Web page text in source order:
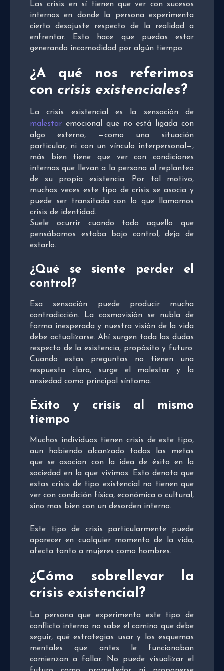
Las crisis en sí tienen que ver con sucesos
internos en donde la persona experimenta
cierto desajuste respecto de la realidad a
enfrentar. Esto hace que puedas estar
generando incomodidad por algún tiempo.
¿A qué nos referimos
con crisis existenciales?
La crisis existencial es la sensación de
malestar emocional que no está ligada con
algo externo, —como una situación
particular, ni con un vínculo interpersonal—,
más bien tiene que ver con condiciones
internas que llevan a la persona al replanteo
de su propia existencia. Por tal motivo,
muchas veces este tipo de crisis se asocia y
puede ser transitada con lo que llamamos
crisis de identidad.
Suele ocurrir cuando todo aquello que
pensábamos estaba bajo control, deja de
estarlo.
¿Qué se siente perder el
control?
Esa sensación puede producir mucha
contradicción. La cosmovisión se nubla de
forma inesperada y nuestra visión de la vida
debe actualizarse. Ahí surgen toda las dudas
respecto de la existencia, propósito y futuro.
Cuando estas preguntas no tienen una
respuesta clara, surge el malestar y la
ansiedad como principal síntoma.
Éxito y crisis al mismo
tiempo
Muchos individuos tienen crisis de este tipo,
aun habiendo alcanzado todas las metas
que se asocian con la idea de éxito en la
sociedad en la que vivimos. Esto denota que
estas crisis de tipo existencial no tienen que
ver con condición física, económica o cultural,
sino mas bien con un desorden interno.
Este tipo de crisis particularmente puede
aparecer en cualquier momento de la vida,
afecta tanto a mujeres como hombres.
¿Cómo sobrellevar la
crisis existencial?
La persona que experimenta este tipo de
conflicto interno no sabe el camino que debe
seguir, qué estrategias usar y los esquemas
mentales que antes le funcionaban
comienzan a fallar. No puede visualizar el